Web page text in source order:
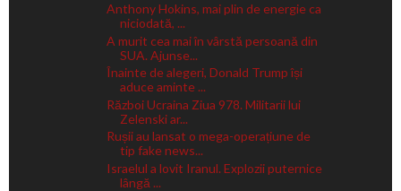
Anthony Hokins, mai plin de energie ca
niciodată, ...
A murit cea mai în vârstă persoană din
SUA. Ajunse...
Înainte de alegeri, Donald Trump își
aduce aminte ...
Război Ucraina Ziua 978. Militarii lui
Zelenski ar...
Rușii au lansat o mega-operațiune de
tip fake news...
Israelul a lovit Iranul. Explozii puternice
lângă ...